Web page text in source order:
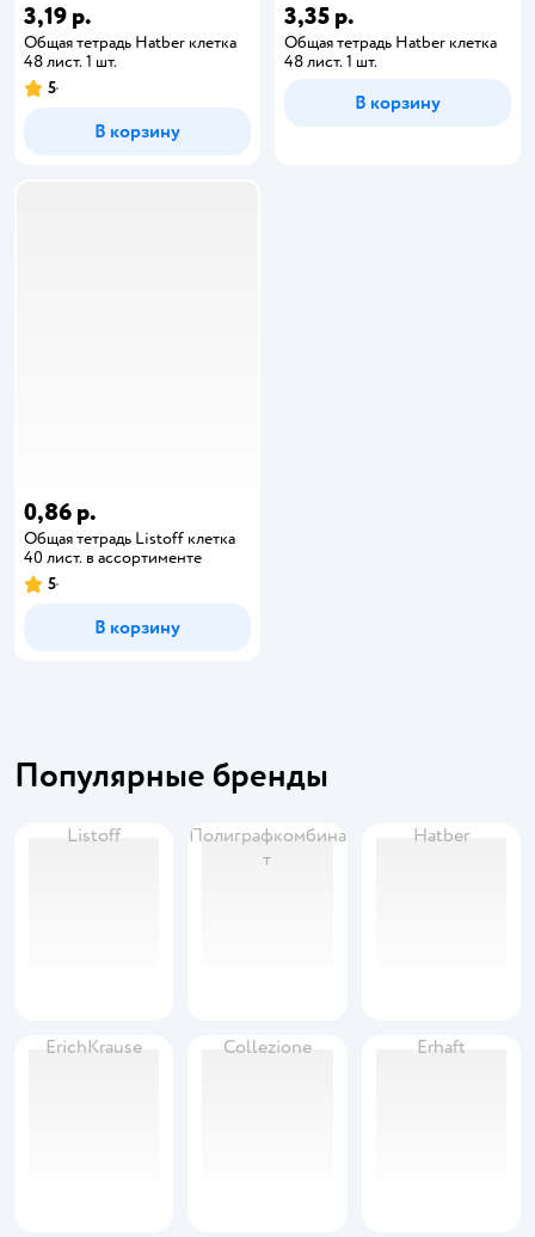
3,19 р.
Общая тетрадь Hatber клетка
48 лист. 1 шт.
5
В корзину
3,35 р.
Общая тетрадь Hatber клетка
48 лист. 1 шт.
В корзину
0,86 р.
Общая тетрадь Listoff клетка
40 лист. в ассортименте
5
В корзину
Популярные бренды
Listoff
Полиграфкомбина
т
Hatber
ErichKrause Collezione Erhaft